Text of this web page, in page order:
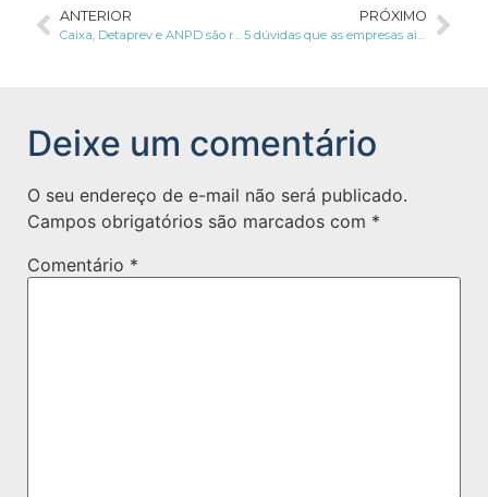
ANTERIOR
Caixa, Detaprev e ANPD são responsabilizadas por vazamento de dados do Auxílio Brasil
PRÓXIMO
5 dúvidas que as empresas ainda possuem sobre a LGPD
Deixe um comentário
O seu endereço de e-mail não será publicado.
Campos obrigatórios são marcados com *
Comentário *